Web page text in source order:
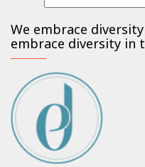
We embrace
embrace diversity in